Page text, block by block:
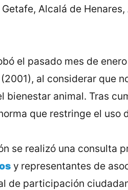
Alcalá de
el pasado mes de
al considerar que
bienestar animal. Tras
que restringe el
se realizó una consulta
y representantes de
de participación